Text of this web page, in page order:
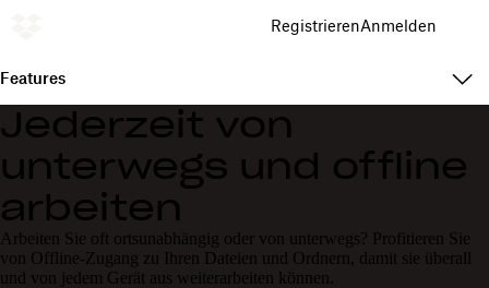
RegistrierenAnmelden
Features
Jederzeit von
unterwegs und offline
arbeiten
Arbeiten Sie oft ortsunabhängig oder von unterwegs? Profitieren Sie
von Offline-Zugang zu Ihren Dateien und Ordnern, damit sie überall
und von jedem Gerät aus weiterarbeiten können.